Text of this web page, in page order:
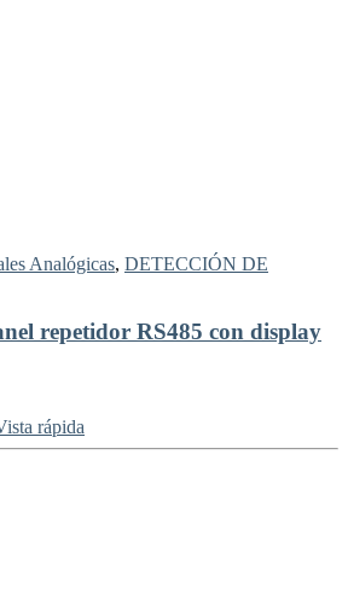
Analógicas, DETECCIÓN DE
repetidor RS485 con display
rápida